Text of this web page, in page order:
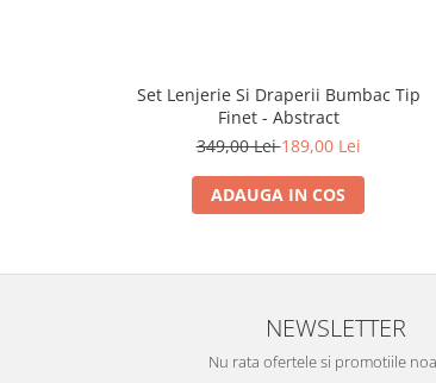
Set Lenjerie Si Draperii Bumbac Tip
Finet - Abstract
349,00 Lei189,00 Lei
ADAUGA IN COS
NEWSLETTER
Nu rata ofertele si promotiile